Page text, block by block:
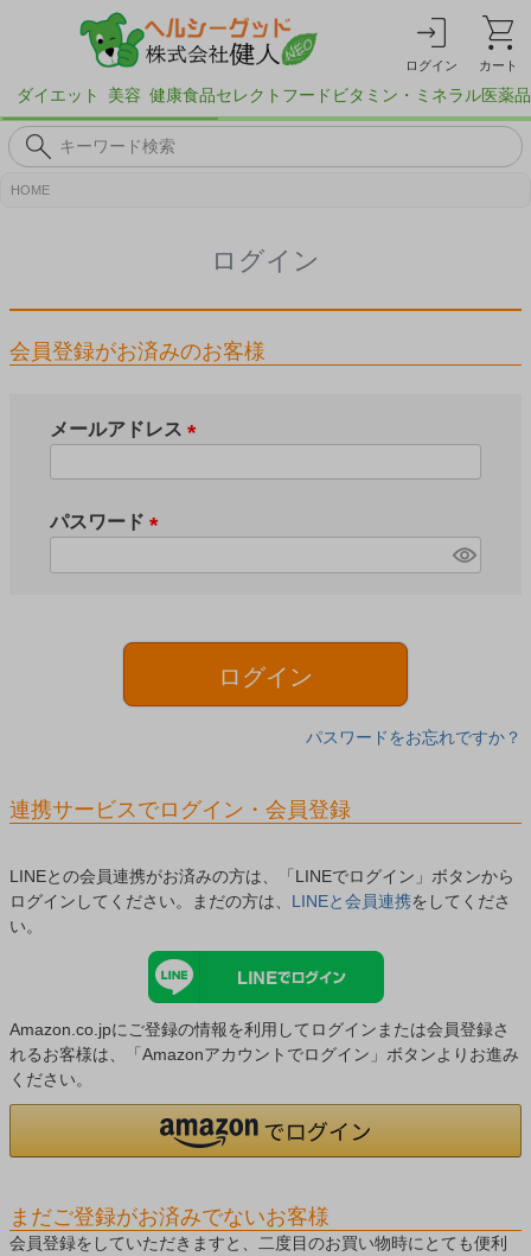
ログイン カート
ダイエット 美容 健康食品セレクトフード ビタミン・ミネラル医薬品
HOME
ログイン
会員登録がお済みのお客様
メールアドレス
パスワード
)
ログイン
パスワードをお忘れですか？
連携サービスでログイン・会員登録
LINEとの会員連携がお済みの方は、「LINEでログイン」ボタンから
ログインしてください。まだの方は、 LINEと会員連携をしてくださ
い。
Amazon.co.jpにご登録の情報を利用してログインまたは会員登録さ
れるお客様は、「Amazonアカウントでログイン」ボタンよりお進み
ください。
まだご登録がお済みでないお客様
会員登録をしていただきますと、二度目のお買い物時にとても便利